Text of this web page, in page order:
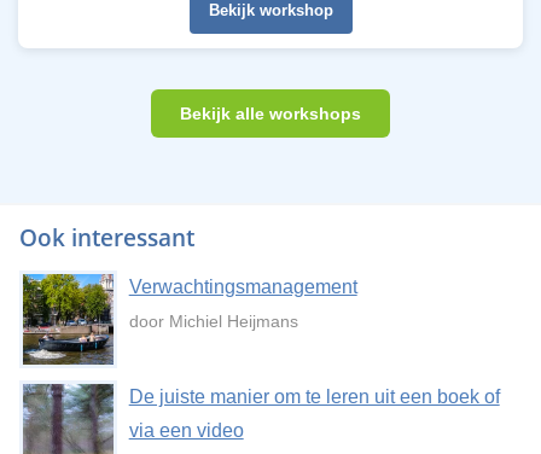
Bekijk workshop
Bekijk alle workshops
Ook interessant
Verwachtingsmanagement
door Michiel Heijmans
De juiste manier om te leren uit een boek of
via een video